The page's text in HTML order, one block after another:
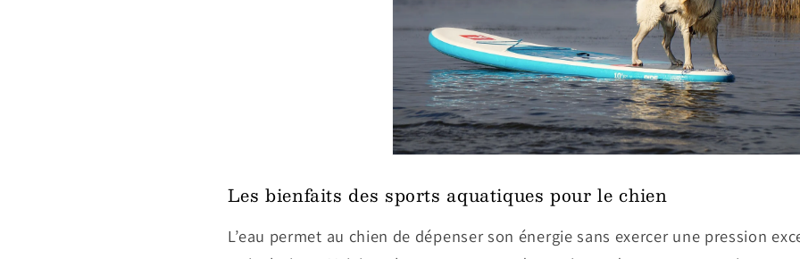
Les bienfaits des sports aquatiques pour le chien
L’eau permet au chien de dépenser son énergie sans exercer une pression